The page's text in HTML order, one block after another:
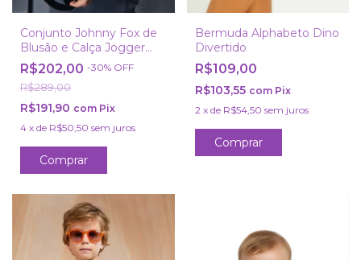
Conjunto Johnny Fox de
Blusão e Calça Jogger
em Moletom sem
Pelúcia
R$202,00 -30% OFF
R$289,00
R$191,90 com Pix
4 x de R$50,50 sem juros
Comprar
Bermuda Alphabeto Dino
Divertido
R$109,00
R$103,55 com Pix
2 x de R$54,50 sem juros
Comprar